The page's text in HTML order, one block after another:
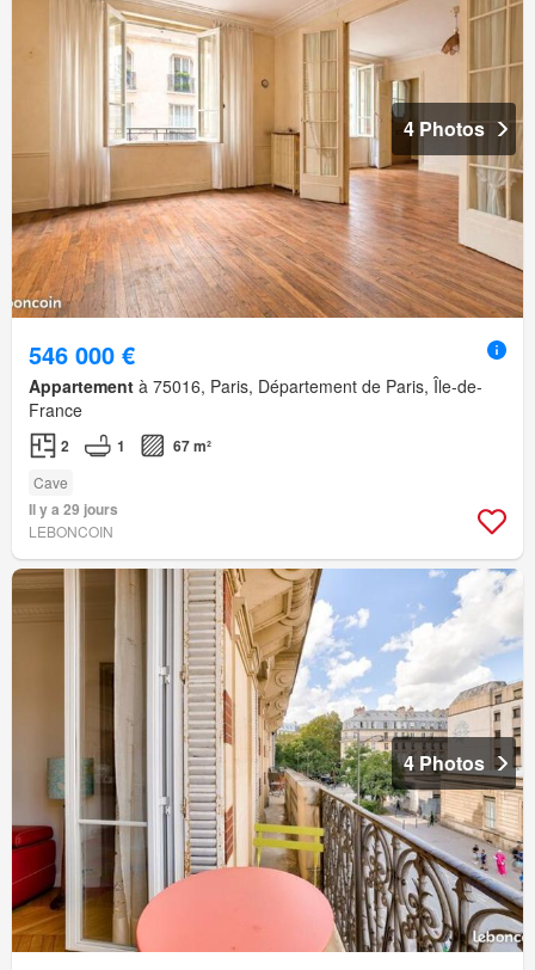
4 Photos
546 000 €
Appartement à 75016, Paris, Département de Paris, Île-de-
France
2 1 67 m²
Cave
Il y a 29 jours
LEBONCOIN
4 Photos